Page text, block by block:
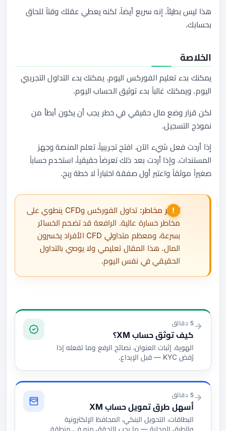
هذا ليس بطيئاً. إنه سريع أيضاً، لكنه يعطي عقلك وقتاً للحاق
بحسابك.
الخلاصة
يمكنك بدء تعليم الفوركس اليوم. يمكنك بدء التداول التجريبي
اليوم. ويمكنك غالباً بدء توثيق الحساب اليوم.
لكن قرار وضع مال حقيقي في خطر يجب أن يكون أبطأ من
نموذج التسجيل.
إذا أردت فعل شيء الآن، افتح تجريبياً، تعلم المنصة وجهز
المستندات. وإذا أردت بعد ذلك تعرضاً حقيقياً، استخدم حساباً
صغيراً موثقاً واعتبر أول صفقة اختباراً لا خطة ربح.
تحذير مخاطر:
تداول الفوركس وCFD ينطوي على
مخاطر خسارة عالية. الرافعة قد تضخم الخسائر
بسرعة، ومعظم متداولي CFD الأفراد يخسرون
المال. هذا المقال تعليمي ولا يوصي بالتداول
الحقيقي في نفس اليوم.
التوثيق والتمويل
5 دقائق
كيف توثق حساب XM؟
الهوية، إثبات العنوان، نصائح الرفع وما تفعله إذا
رُفض KYC — قبل الإيداع.
5 دقائق
أسهل طرق تمويل حساب XM
البطاقات، التحويل البنكي، المحافظ الإلكترونية
والطرق المحلية — ما يجب التحقق منه في منطقة